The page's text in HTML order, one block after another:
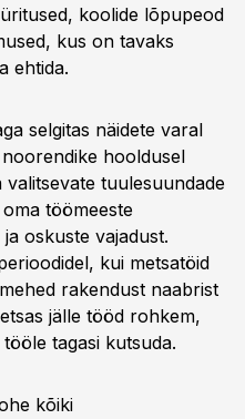
koolide lõpupeod
kus on tavaks
ehtida.
selgitas näidete varal
hooldusel
valitsevate tuulesuundade
töömeeste
oskuste vajadust.
kui metsatöid
rakendust naabrist
jälle tööd rohkem,
tagasi kutsuda.
kõiki